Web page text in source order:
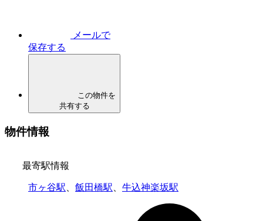
メールで
保存する
この物件を
共有する
物件情報
最寄駅情報
市ヶ谷駅 飯田橋駅 牛込神楽坂駅